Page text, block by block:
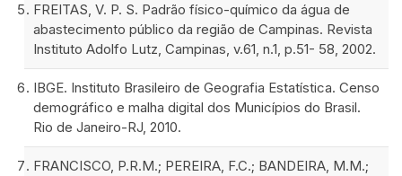
FREITAS, V. P. S. Padrão físico-químico da água de
abastecimento público da região de Campinas. Revista
Instituto Adolfo Lutz, Campinas, v.61, n.1, p.51- 58, 2002.
IBGE. Instituto Brasileiro de Geografia Estatística. Censo
demográfico e malha digital dos Municípios do Brasil.
Rio de Janeiro-RJ, 2010.
FRANCISCO, P.R.M.; PEREIRA, F.C.; BANDEIRA, M.M.;